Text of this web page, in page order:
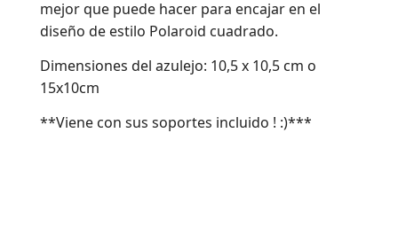
mejor que puede hacer para encajar en el
diseño de estilo Polaroid cuadrado.
Dimensiones del azulejo: 10,5 x 10,5 cm o
15x10cm
**Viene con sus soportes incluido ! :)***